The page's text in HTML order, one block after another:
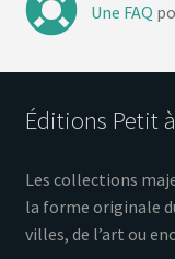
Une FAQ
Éditions Petit
Les collections
la forme originale
villes, de l’art ou